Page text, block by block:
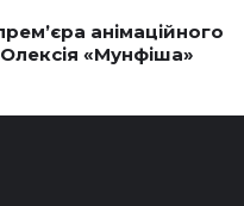
анімаційного
«Мунфіша»